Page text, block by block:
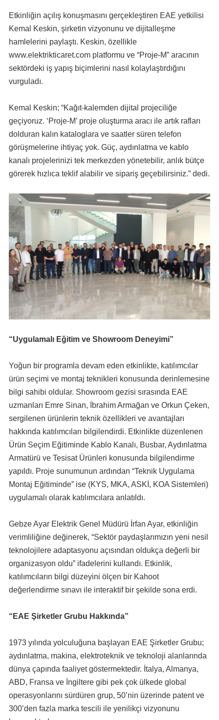
Etkinliğin açılış konuşmasını gerçekleştiren EAE yetkilisi
Kemal Keskin, şirketin vizyonunu ve dijitalleşme
hamlelerini paylaştı. Keskin, özellikle
www.elektrikticaret.com platformu ve “Proje-M” aracının
sektördeki iş yapış biçimlerini nasıl kolaylaştırdığını
vurguladı.
Kemal Keskin; “Kağıt-kalemden dijital projeciliğe
geçiyoruz. ‘Proje-M’ proje oluşturma aracı ile artık rafları
dolduran kalın kataloglara ve saatler süren telefon
görüşmelerine ihtiyaç yok. Güç, aydınlatma ve kablo
kanalı projelerinizi tek merkezden yönetebilir, anlık bütçe
görerek hızlıca teklif alabilir ve sipariş geçebilirsiniz.” dedi.
“Uygulamalı Eğitim ve Showroom Deneyimi”
Yoğun bir programla devam eden etkinlikte, katılımcılar
ürün seçimi ve montaj teknikleri konusunda derinlemesine
bilgi sahibi oldular. Showroom gezisi sırasında EAE
uzmanları Emre Sinan, İbrahim Armağan ve Orkun Çeken,
sergilenen ürünlerin teknik özellikleri ve avantajları
hakkında katılımcıları bilgilendirdi. Etkinlikte düzenlenen
Ürün Seçim Eğitiminde Kablo Kanalı, Busbar, Aydınlatma
Armatürü ve Tesisat Ürünleri konusunda bilgilendirme
yapıldı. Proje sunumunun ardından “Teknik Uygulama
Montaj Eğitiminde” ise (KYS, MKA, ASKİ, KOA Sistemleri)
uygulamalı olarak katılımcılara anlatıldı.
Gebze Ayar Elektrik Genel Müdürü İrfan Ayar, etkinliğin
verimliliğine değinerek, “Sektör paydaşlarımızın yeni nesil
teknolojilere adaptasyonu açısından oldukça değerli bir
organizasyon oldu” ifadelerini kullandı. Etkinlik,
katılımcıların bilgi düzeyini ölçen bir Kahoot
değerlendirme sınavı ile interaktif bir şekilde sona erdi.
“EAE Şirketler Grubu Hakkında”
1973 yılında yolculuğuna başlayan EAE Şirketler Grubu;
aydınlatma, makina, elektroteknik ve teknoloji alanlarında
dünya çapında faaliyet göstermektedir. İtalya, Almanya,
ABD, Fransa ve İngiltere gibi pek çok ülkede global
operasyonlarını sürdüren grup, 50’nin üzerinde patent ve
300’den fazla marka tescili ile yenilikçi vizyonunu